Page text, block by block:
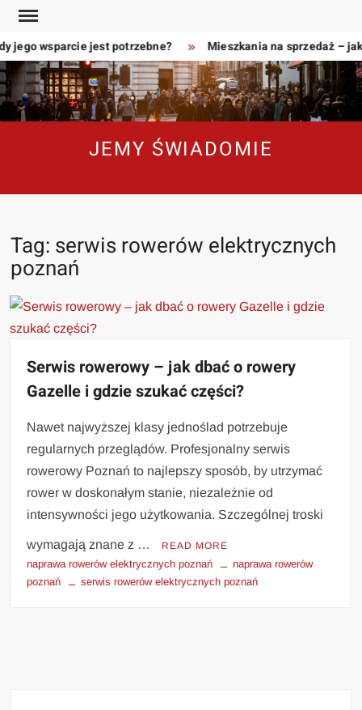
Skip
content
jego wsparcie jest potrzebne? Mieszkania na sprzedaż –
JEMY ŚWIADOMIE
Tag: serwis rowerów elektrycznych
poznań
Serwis rowerowy – jak dbać o rowery
Gazelle i gdzie szukać części?
Nawet najwyższej klasy jednoślad potrzebuje
regularnych przeglądów. Profesjonalny serwis
rowerowy Poznań to najlepszy sposób, by utrzymać
rower w doskonałym stanie, niezależnie od
intensywności jego użytkowania. Szczególnej troski
wymagają znane z … READ MORE
naprawa rowerów elektrycznych poznań
naprawa rowerów
poznań
serwis rowerów elektrycznych poznań